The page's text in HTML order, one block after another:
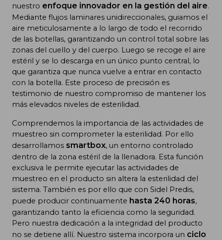
nuestro enfoque innovador en la gestión del aire.
Mediante flujos laminares unidireccionales, guiamos el
aire meticulosamente a lo largo de todo el recorrido
de las botellas, garantizando un control total sobre las
zonas del cuello y del cuerpo. Luego se recoge el aire
estéril y se lo descarga en un único punto central, lo
que garantiza que nunca vuelve a entrar en contacto
con la botella. Este proceso de precisión es
testimonio de nuestro compromiso de mantener los
más elevados niveles de esterilidad.
Comprendemos la importancia de las actividades de
muestreo sin comprometer la esterilidad. Por ello
desarrollamos smartbox, un entorno controlado
dentro de la zona estéril de la llenadora. Esta función
exclusiva le permite ejecutar las actividades de
muestreo en el producto sin altera la esterilidad del
sistema. También es por ello que con Sidel Predis,
puede producir continuamente hasta 240 horas,
garantizando tanto la eficiencia como la seguridad.
Pero nuestra dedicación a la integridad del producto
no se detiene allí. Nuestro sistema incorpora un ciclo